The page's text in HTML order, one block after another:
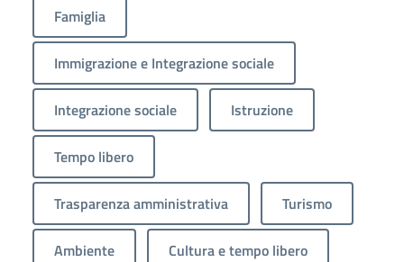
Famiglia
Immigrazione e Integrazione sociale
Integrazione sociale Istruzione
Tempo libero
Trasparenza amministrativa Turismo
Ambiente Cultura e tempo libero